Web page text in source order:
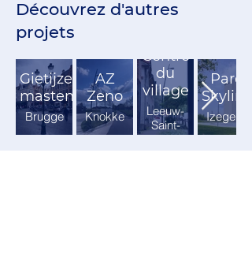
Découvrez d'autres
projets
Gietijzeren
masten
Brugge
AZ
Zeno
Knokke
Centre
du
village
Leeuw-
Saint-
Pierre
Parc
Skyline
Izegem